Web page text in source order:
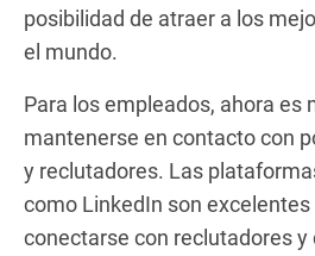
posibilidad de atraer a los
el mundo.
Para los empleados, ahora es
mantenerse en contacto con
y reclutadores. Las
como LinkedIn son
conectarse con reclutadores